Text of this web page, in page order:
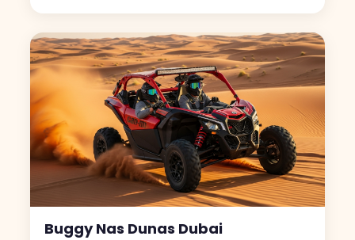
Buggy Nas Dunas Dubai